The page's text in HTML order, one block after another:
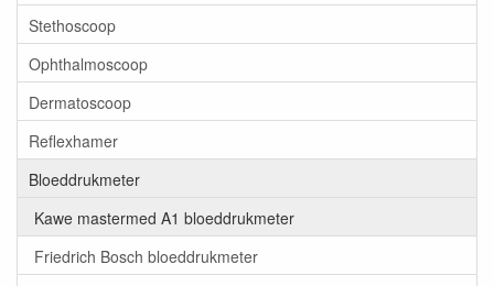
Stethoscoop
Ophthalmoscoop
Dermatoscoop
Reflexhamer
Bloeddrukmeter
Kawe mastermed A1 bloeddrukmeter
Friedrich Bosch bloeddrukmeter